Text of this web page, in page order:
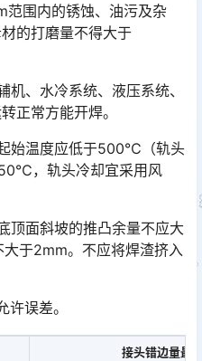
范围内的锈蚀、油污及杂
的打磨量不得大于
、水冷系统、液压系统、
正常方能开焊。
始温度应低于500℃（轨头
，轨头冷却宜采用风
顶面斜坡的推凸余量不应大
于2mm。不应将焊渣挤入
误差。
接头错边量最